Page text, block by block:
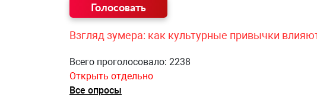
Взгляд зумера: как культурные привычки
Всего проголосовало: 2238
Открыть отдельно
Все опросы